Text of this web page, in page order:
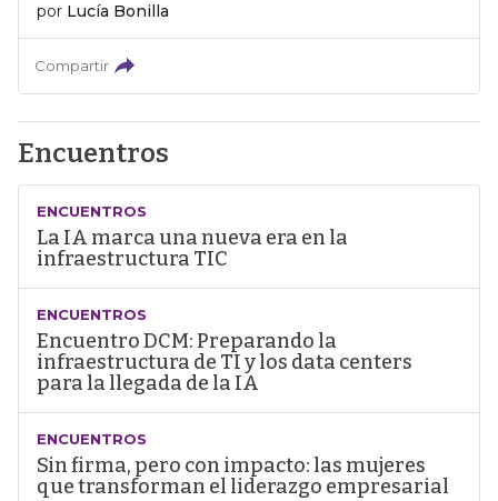
por Lucía Bonilla
Compartir
Encuentros
ENCUENTROS
La IA marca una nueva era en la
infraestructura TIC
ENCUENTROS
Encuentro DCM: Preparando la
infraestructura de TI y los data centers
para la llegada de la IA
ENCUENTROS
Sin firma, pero con impacto: las mujeres
que transforman el liderazgo empresarial